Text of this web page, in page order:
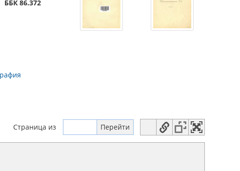
ББК 86.372
Страница из